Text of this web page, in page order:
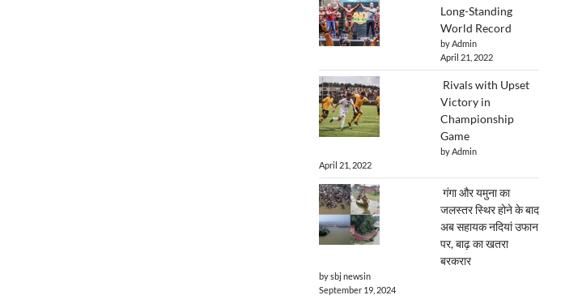
Long-Standing
World Record
by Admin
April 21, 2022
Rivals with Upset
Victory in
Championship
Game
by Admin
April 21, 2022
गंगा और यमुना का
जलस्तर स्थिर होने के बाद
अब सहायक नदियां उफान
पर, बाढ़ का खतरा
बरकरार
by sbj newsin
September 19, 2024